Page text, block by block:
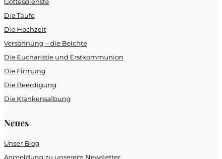
Gottesdienste
Die Taufe
Die Hochzeit
Versöhnung – die Beichte
Die Eucharistie und Erstkommunion
Die Firmung
Die Beerdigung
Die Krankensalbung
Neues
Unser Blog
Anmeldung zu unserem Newsletter